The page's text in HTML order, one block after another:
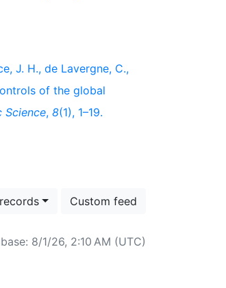
J. H., de Lavergne, C.,
of the global
Science, 8(1), 1–19.
Custom feed
8/1/26, 2:10 AM (UTC)